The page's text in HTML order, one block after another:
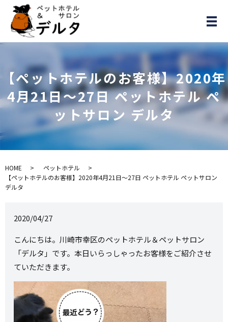
メ
【ペットホテルのお客様】2020年
4月21日～27日 ペットホテル ペ
ットサロン デルタ
HOME
ペットホテル
【ペットホテルのお客様】2020年4月21日～27日 ペットホテル ペットサロン
デルタ
2020/04/27
こんにちは。川崎市幸区のペットホテル＆ペットサロン
「デルタ」です。本日いらっしゃったお客様をご紹介させ
ていただきます。